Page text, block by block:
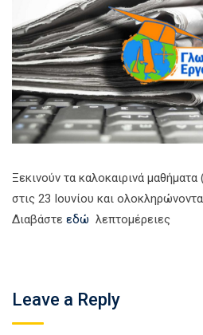
Ξεκινούν τα καλοκαιρινά
στις 23 Ιουνίου και
Διαβάστε εδώ λεπτομέρειες
Leave a Reply